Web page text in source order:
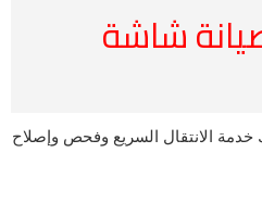
شاشة
خدمة الانتقال السريع وفحص وإصلاح